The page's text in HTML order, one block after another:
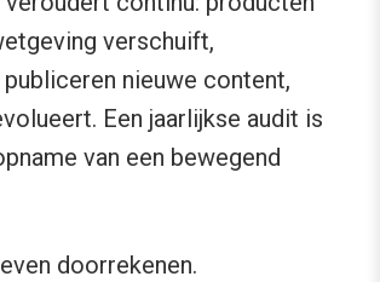
verschuift,
nieuwe content,
Een jaarlijkse audit is
van een bewegend
doorrekenen.